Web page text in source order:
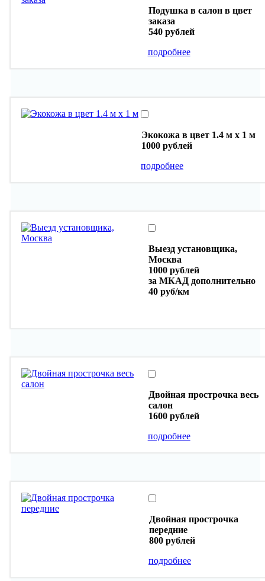
Подушка в салон в цвет
заказа
540 рублей
подробнее
Экокожа в цвет 1.4 м х 1 м
1000 рублей
подробнее
Выезд установщика,
Москва
1000 рублей
за МКАД дополнительно
40 руб/км
Двойная прострочка весь
салон
1600 рублей
подробнее
Двойная прострочка
передние
800 рублей
подробнее